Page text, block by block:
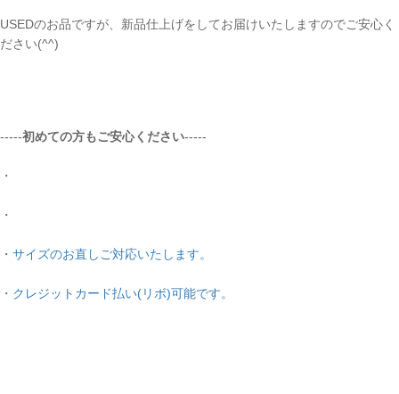
USEDのお品ですが、新品仕上げをしてお届けいたしますのでご安心く
ださい(^^)
-----初めての方もご安心ください-----
・
・
・ サイズのお直しご対応いたします。
・ クレジットカード払い(リボ)可能です。